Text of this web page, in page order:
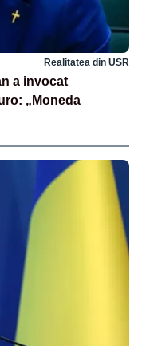
Realitatea din USR
a invocat
„Moneda